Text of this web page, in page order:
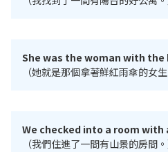
She was the woman with
（她就是那個拿著鮮紅雨傘的女生
We checked into a room with
（我們住進了一間有山景的房間。